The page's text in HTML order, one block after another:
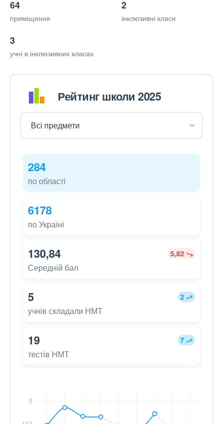
64
приміщення
2
інклюзивні класи
3
учні в інклюзивних класах
Рейтинг школи 2025
284
по області
6178
по Україні
130,84 5,82
Середній бал
5 2
учнів складали НМТ
19 7
тестів НМТ